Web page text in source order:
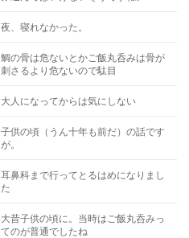
夜、寝れなかった。
鯛の骨は危ないとかご飯丸呑みは骨が
刺さるより危ないので駄目
大人になってからは気にしない
子供の頃（うん十年も前だ）の話です
が。
耳鼻科まで行ってとるはめになりまし
た
大昔子供の頃に。当時はご飯丸呑みっ
てのが普通でしたね